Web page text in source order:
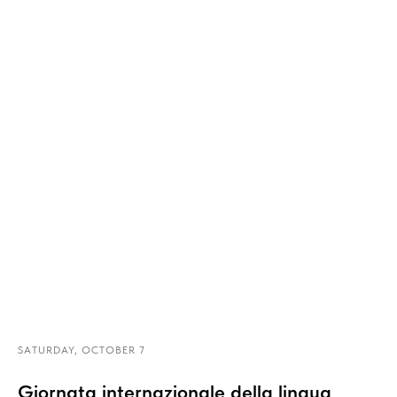
SATURDAY, OCTOBER 7
Giornata internazionale della lingua